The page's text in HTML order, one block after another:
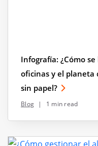
Infografía: ¿Cómo
oficinas y el planeta
sin papel?
Blog | 1 min read